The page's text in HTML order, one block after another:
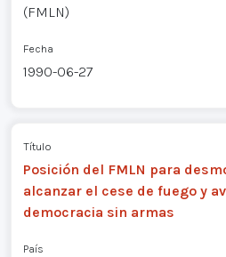
(FMLN)
Fecha
1990-06-27
Título
Posición del FMLN para
alcanzar el cese de fuego y
democracia sin armas
País